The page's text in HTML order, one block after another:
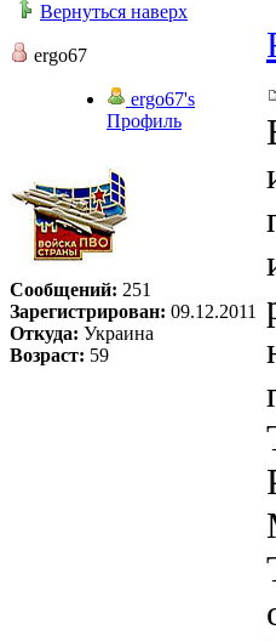
Вернуться наверх
ergo67
ergo67's
Профиль
Сообщений: 251
Зарегистрирован: 09.12.2011
Откуда: Украина
Возраст: 59